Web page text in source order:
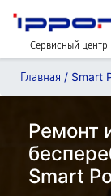
Сервисный центр
Главная / Smart
Ремонт
Smart